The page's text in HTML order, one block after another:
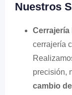
Nuestros
Cerrajería
cerrajería
precisión,
cambio